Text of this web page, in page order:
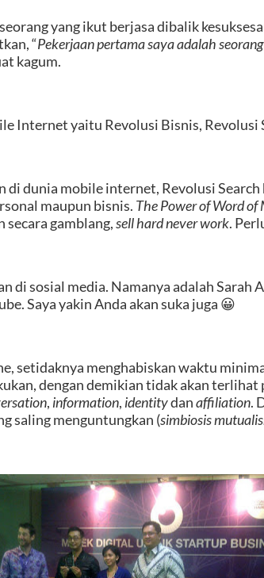
yang ikut berjasa dibalik
“Pekerjaan pertama saya adalah
kagum.
Internet yaitu Revolusi Bisnis, Revolusi
dunia mobile internet, Revolusi
maupun bisnis. The Power of Word
secara gamblang,sell hard never work.
di sosial media. Namanya adalah
Saya yakin Anda akan suka juga 😀
setidaknya menghabiskan waktu
dengan demikian tidak akan terlihat
, information, identitydanaffiliation.
saling menguntungkan (simbiosis